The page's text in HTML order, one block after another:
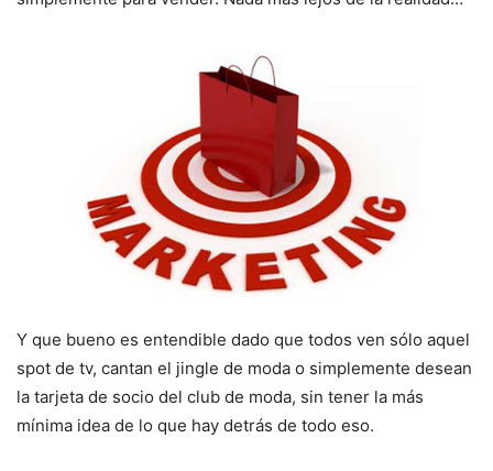
Y que bueno es entendible dado que todos ven sólo aquel
spot de tv, cantan el jingle de moda o simplemente desean
la tarjeta de socio del club de moda, sin tener la más
mínima idea de lo que hay detrás de todo eso.